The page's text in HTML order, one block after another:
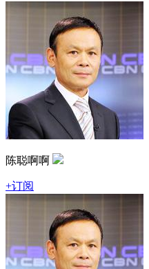
陈聪啊啊
+订阅